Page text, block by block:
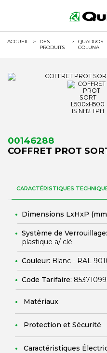
ACCUEIL >
DES
PRODUITS
>
QUADROS
COLUNA
00146288
COFFRET PROT
CARACTÉRISTIQUES
Dimensions LxHxP
Système de Verrouillage:
plastique a/ clé
Couleur: Blanc - RAL
Code Tarifaire: 85371099
Matériaux
Protection et Sécurité
Caractéristiques